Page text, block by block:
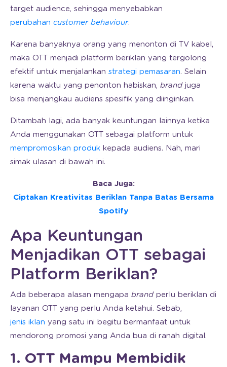
target audience, sehingga menyebabkan
perubahan customer behaviour.
Karena banyaknya orang yang menonton di TV kabel,
maka OTT menjadi platform beriklan yang tergolong
efektif untuk menjalankan strategi pemasaran. Selain
karena waktu yang penonton habiskan, brand juga
bisa menjangkau audiens spesifik yang diinginkan.
Ditambah lagi, ada banyak keuntungan lainnya ketika
Anda menggunakan OTT sebagai platform untuk
mempromosikan produk kepada audiens. Nah, mari
simak ulasan di bawah ini.
Baca Juga:
Ciptakan Kreativitas Beriklan Tanpa Batas Bersama
Spotify
Apa Keuntungan
Menjadikan OTT sebagai
Platform Beriklan?
Ada beberapa alasan mengapa brand perlu beriklan di
layanan OTT yang perlu Anda ketahui. Sebab,
jenis iklan yang satu ini begitu bermanfaat untuk
mendorong promosi yang Anda bua di ranah digital.
1. OTT Mampu Membidik